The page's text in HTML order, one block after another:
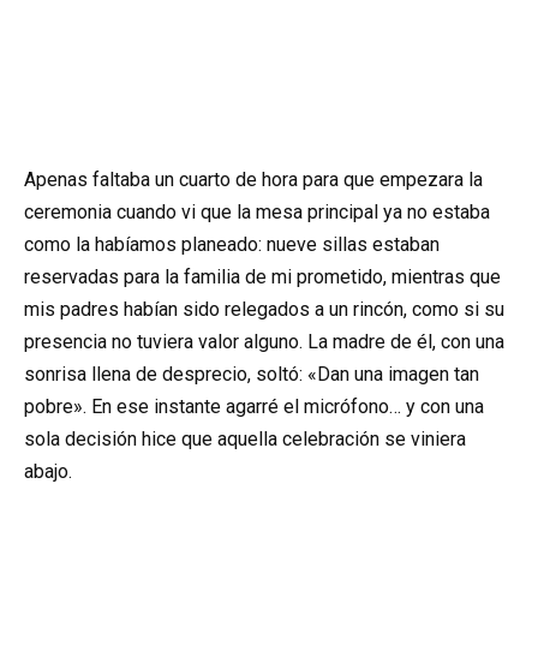
Apenas faltaba un cuarto de hora para que empezara la
ceremonia cuando vi que la mesa principal ya no estaba
como la habíamos planeado: nueve sillas estaban
reservadas para la familia de mi prometido, mientras que
mis padres habían sido relegados a un rincón, como si su
presencia no tuviera valor alguno. La madre de él, con una
sonrisa llena de desprecio, soltó: «Dan una imagen tan
pobre». En ese instante agarré el micrófono… y con una
sola decisión hice que aquella celebración se viniera
abajo.